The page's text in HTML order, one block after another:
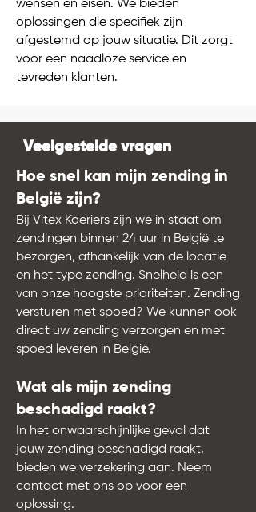
wensen en eisen. We bieden
oplossingen die specifiek zijn
afgestemd op jouw situatie. Dit zorgt
voor een naadloze service en
tevreden klanten.
Veelgestelde vragen
Hoe snel kan mijn zending in
België zijn?
Bij Vitex Koeriers zijn we in staat om
zendingen binnen 24 uur in België te
bezorgen, afhankelijk van de locatie
en het type zending. Snelheid is een
van onze hoogste prioriteiten. Zending
versturen met spoed? We kunnen ook
direct uw zending verzorgen en met
spoed leveren in België.
Wat als mijn zending
beschadigd raakt?
In het onwaarschijnlijke geval dat
jouw zending beschadigd raakt,
bieden we verzekering aan. Neem
contact met ons op voor een
oplossing.